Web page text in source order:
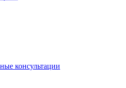
консультации